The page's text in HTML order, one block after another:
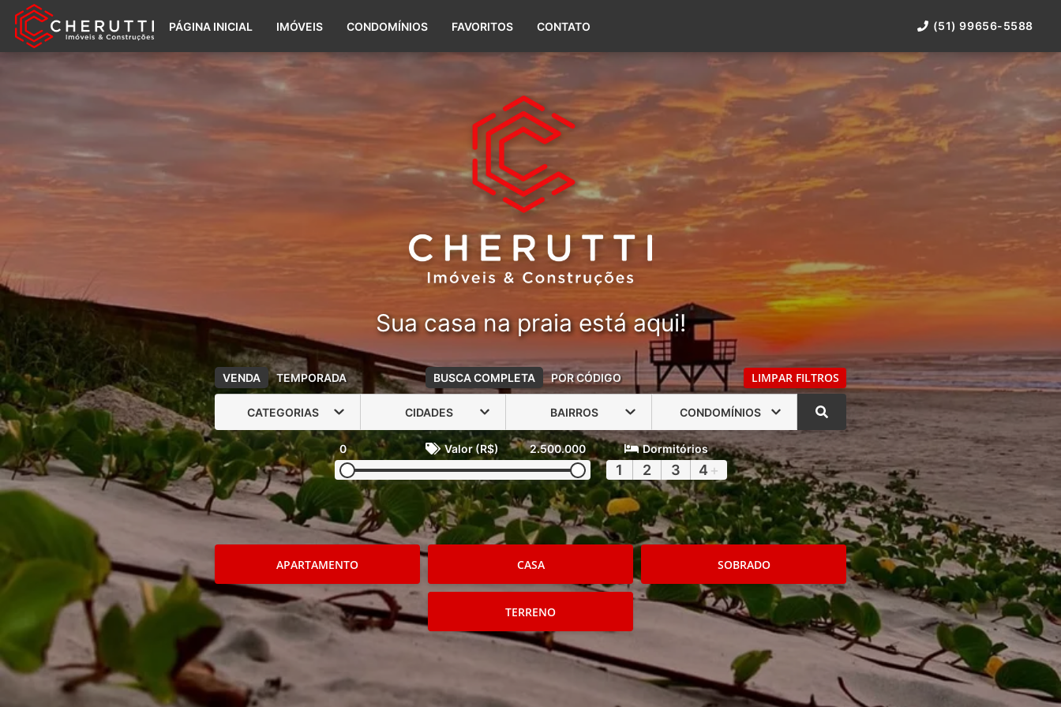
(51) 99656-5588
PÁGINA INICIAL IMÓVEIS CONDOMÍNIOS FAVORITOS CONTATO (51) 99656-5588
Sua casa na praia está aqui!
VENDA TEMPORADA BUSCA COMPLETA POR CÓDIGO LIMPAR FILTROS
CATEGORIAS CIDADES BAIRROS CONDOMÍNIOS
0 Valor (R$) 2.500.000 Dormitórios
1 2 3 4 +
APARTAMENTO CASA SOBRADO
TERRENO